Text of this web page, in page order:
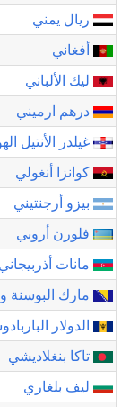
ريال يمني
أفغاني
ليك الألباني
درهم ارميني
غيلدر الأنتيل
كوانزا أنغولي
بيزو أرجنتيني
فلورن أروبي
مانات أذربيجاني
مارك البوسنة
الدولار
تاكا بنغلاديشي
ليف بلغاري